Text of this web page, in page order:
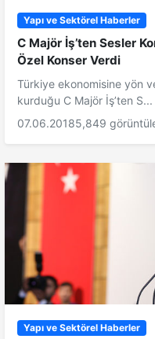
Yapı ve Sektörel Haberler
C Majör İş’ten Sesler
Özel Konser Verdi
Türkiye ekonomisine yön
kurduğu C Majör İş’ten S...
07.06.20185,849
Yapı ve Sektörel Haberler